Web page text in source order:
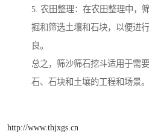
5. 农田整理：在农田整理中，
掘和筛选土壤和石块，以便进
良。
总之，筛沙筛石挖斗适用于需
石、石块和土壤的工程和场景。
http://www.thjxgs.cn